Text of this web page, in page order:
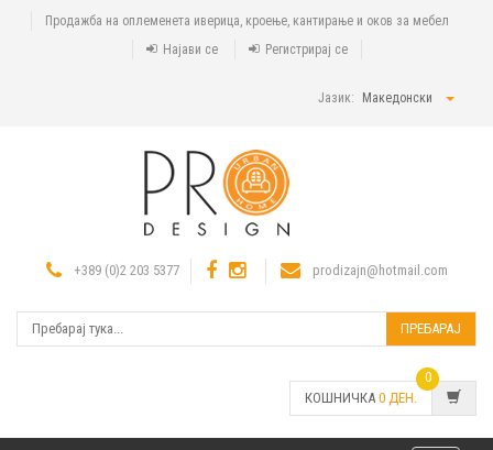
Продажба на оплеменета иверица, кроење, кантирање и оков за мебел
Најави се
Регистрирај се
Јазик: Македонски
+389 (0)2 203 5377 prodizajn@hotmail.com
ПРЕБАРАЈ
КОШНИЧКА 0 ДЕН.
0